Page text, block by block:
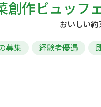
創作ビュッフ
おいしい
募集 経験者優遇